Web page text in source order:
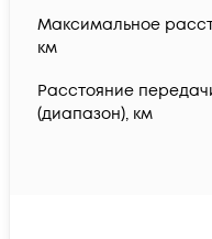
Максимальное
км
Расстояние
(диапазон), км